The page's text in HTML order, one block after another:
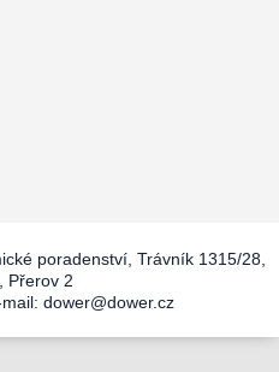
poradenství, Trávník 1315/28,
Přerov 2
dower@dower.cz